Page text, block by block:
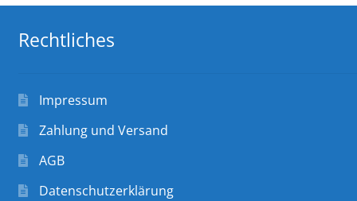
Rechtliches
Impressum
Zahlung und Versand
AGB
Datenschutzerklärung